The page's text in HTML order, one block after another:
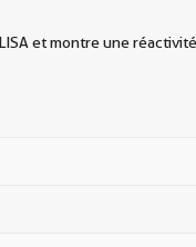
et montre une